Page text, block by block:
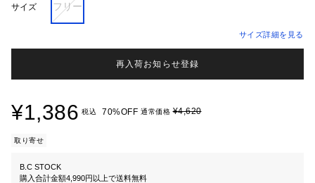
サイズ フリー
サイズ詳細を見る
再入荷お知らせ登録
¥1,386 税込 70%OFF 通常価格¥4,620
取り寄せ
B.C STOCK
購入合計金額4,990円以上で送料無料